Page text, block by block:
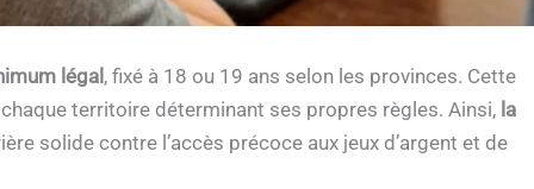
légal, fixé à 18 ou 19 ans selon les provinces. Cette
chaque territoire déterminant ses propres règles. Ainsi, la
solide contre l’accès précoce aux jeux d’argent et de